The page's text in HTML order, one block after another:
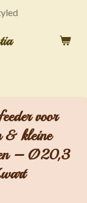
voor
& kleine
– Ø20,3